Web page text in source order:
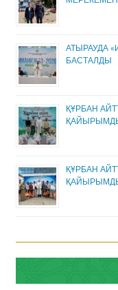
АТЫРАУДА
БАСТАЛДЫ
ҚҰРБАН
ҚҰРБАН